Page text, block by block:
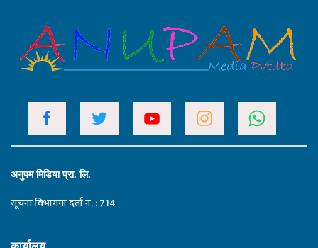
अनुपम मिडिया प्रा. लि.
सूचना विभागमा दर्ता नं. : 714